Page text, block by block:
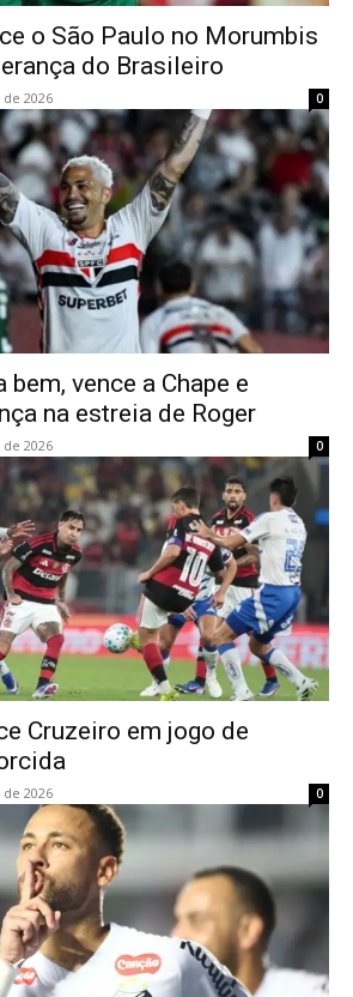
o São Paulo no Morumbis
do Brasileiro
2026 0
bem, vence a Chape e
na estreia de Roger
2026 0
Cruzeiro em jogo de
2026 0